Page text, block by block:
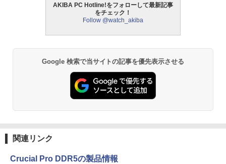
AKIBA PC Hotline!をフォローして最新記事
をチェック！
Follow @watch_akiba
Google 検索で当サイトの記事を優先表示させる
関連リンク
Crucial Pro DDR5の製品情報